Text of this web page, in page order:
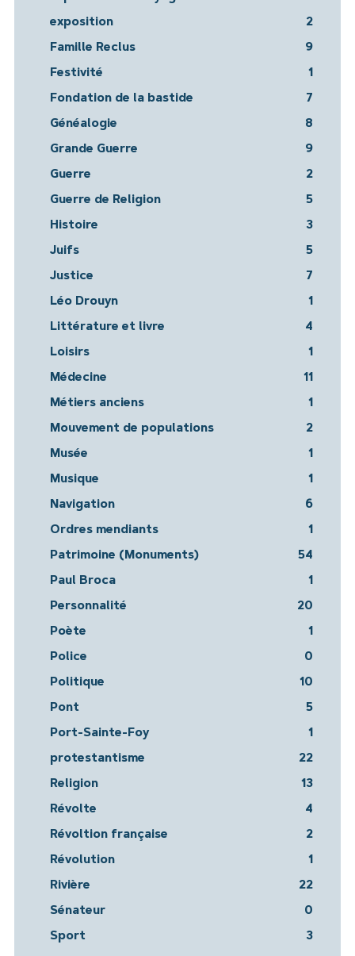
exposition 2
Famille Reclus 9
Festivité 1
Fondation de la bastide 7
Généalogie 8
Grande Guerre 9
Guerre 2
Guerre de Religion 5
Histoire 3
Juifs 5
Justice 7
Léo Drouyn 1
Littérature et livre 4
Loisirs 1
Médecine 11
Métiers anciens 1
Mouvement de populations 2
Musée 1
Musique 1
Navigation 6
Ordres mendiants 1
Patrimoine (Monuments) 54
Paul Broca 1
Personnalité 20
Poète 1
Police 0
Politique 10
Pont 5
Port-Sainte-Foy 1
protestantisme 22
Religion 13
Révolte 4
Révoltion française 2
Révolution 1
Rivière 22
Sénateur 0
Sport 3